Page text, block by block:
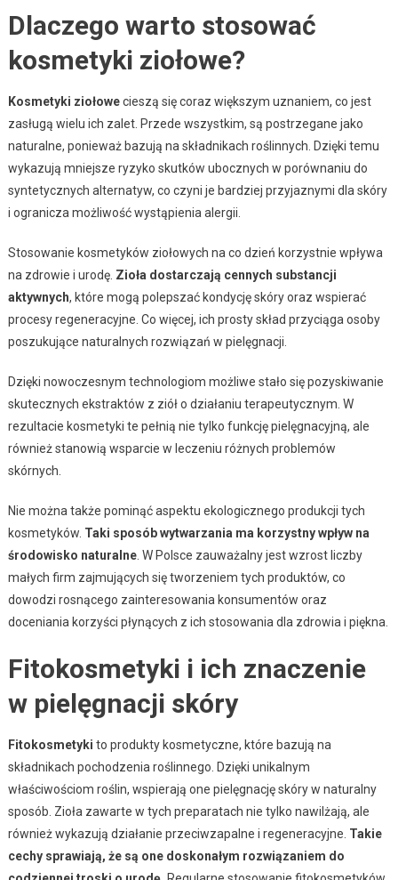
Dlaczego warto stosować
kosmetyki ziołowe?
Kosmetyki ziołowecieszą się coraz większym uznaniem, co jest
zasługą wielu ich zalet. Przede wszystkim, są postrzegane jako
naturalne, ponieważ bazują na składnikach roślinnych. Dzięki temu
wykazują mniejsze ryzyko skutków ubocznych w porównaniu do
syntetycznych alternatyw, co czyni je bardziej przyjaznymi dla skóry
i ogranicza możliwość wystąpienia alergii.
Stosowanie kosmetyków ziołowych na co dzień korzystnie wpływa
na zdrowie i urodę. Zioła dostarczają cennych substancji
aktywnych, które mogą polepszać kondycję skóry oraz wspierać
procesy regeneracyjne. Co więcej, ich prosty skład przyciąga osoby
poszukujące naturalnych rozwiązań w pielęgnacji.
Dzięki nowoczesnym technologiom możliwe stało się pozyskiwanie
skutecznych ekstraktów z ziół o działaniu terapeutycznym. W
rezultacie kosmetyki te pełnią nie tylko funkcję pielęgnacyjną, ale
również stanowią wsparcie w leczeniu różnych problemów
skórnych.
Nie można także pominąć aspektu ekologicznego produkcji tych
kosmetyków. Taki sposób wytwarzania ma korzystny wpływ na
środowisko naturalne. W Polsce zauważalny jest wzrost liczby
małych firm zajmujących się tworzeniem tych produktów, co
dowodzi rosnącego zainteresowania konsumentów oraz
doceniania korzyści płynących z ich stosowania dla zdrowia i piękna.
Fitokosmetyki i ich znaczenie
w pielęgnacji skóry
Fitokosmetyki to produkty kosmetyczne, które bazują na
składnikach pochodzenia roślinnego. Dzięki unikalnym
właściwościom roślin, wspierają one pielęgnację skóry w naturalny
sposób. Zioła zawarte w tych preparatach nie tylko nawilżają, ale
również wykazują działanie przeciwzapalne i regeneracyjne. Takie
cechy sprawiają, że są one doskonałym rozwiązaniem do